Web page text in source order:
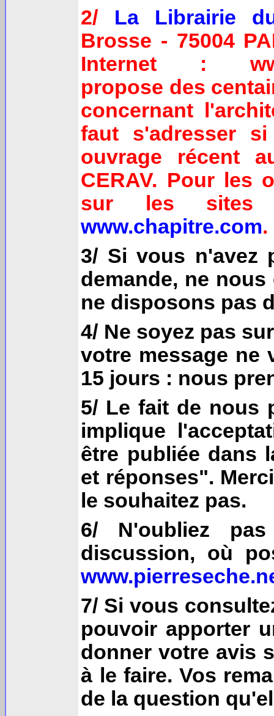
2/ La Librairie
Brosse - 75004
Internet :
propose des
concernant
faut s'adresser
ouvrage récent
CERAV. Pour les
sur les
www.chapitre.com.
3/ Si vous n'avez
demande, ne
ne disposons pas
4/ Ne soyez pas
votre message ne
15 jours : nous
5/ Le fait de nous
implique
être publiée dans
et réponses".
le souhaitez pas.
6/ N'oubliez
discussion, où
7/ Si vous
pouvoir apporter
donner votre avis
à le faire. Vos
de la question